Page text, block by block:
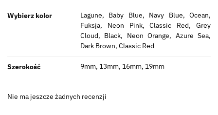
Wybierz kolor
Lagune, Baby Blue, Navy Blue, Ocean,
Fuksja, Neon Pink, Classic Red, Grey
Cloud, Black, Neon Orange, Azure Sea,
Dark Brown, Classic Red
Szerokość 9mm, 13mm, 16mm, 19mm
Nie ma jeszcze żadnych recenzji